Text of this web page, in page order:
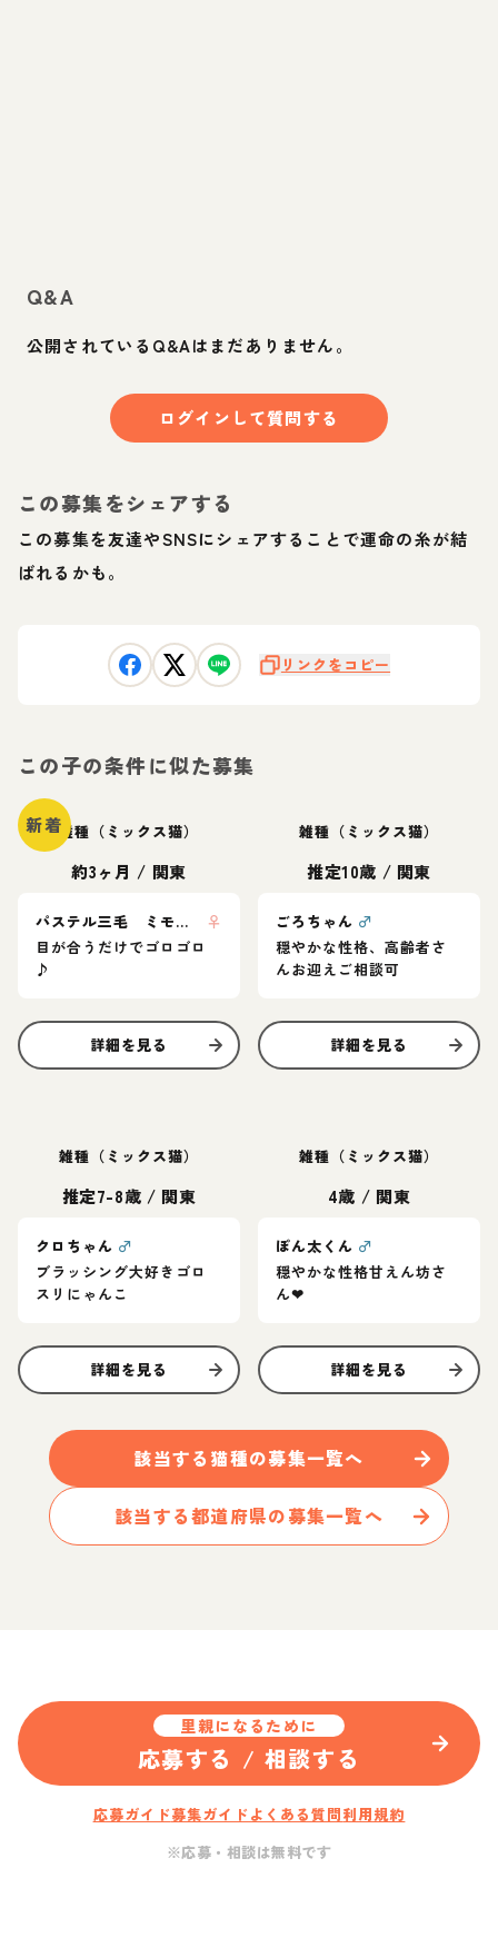
Q&A
公開されているQ&Aはまだありません。
ログインして質問する
この募集をシェアする
この募集を友達やSNSにシェアすることで運命の糸が結
ばれるかも。
リンクをコピー
この子の条件に似た募集
新着雑種（ミックス猫）
約3ヶ月 / 関東
パステル三毛 ミモザちゃん
♀
目が合うだけでゴロゴロ
♪
詳細を見る
雑種（ミックス猫）
推定10歳 / 関東
ごろちゃん ♂
穏やかな性格、高齢者さ
んお迎えご相談可
詳細を見る
雑種（ミックス猫）
推定7-8歳 / 関東
クロちゃん ♂
ブラッシング大好きゴロ
スリにゃんこ
詳細を見る
雑種（ミックス猫）
4歳 / 関東
ぽん太くん ♂
穏やかな性格甘えん坊さ
ん❤︎
詳細を見る
該当する 猫種の募集一覧へ
該当する都道府県の募集一覧へ
里親になるために
応募する / 相談する
応募ガイド募集ガイド よくある質問利用規約
※応募・相談は無料です